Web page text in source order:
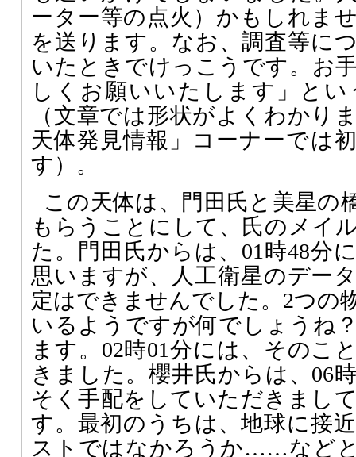
ーター等の点火）かもしれま
を送ります。なお、調査等に
いたときでけっこうです。お
しくお願いいたします」と
（文章では形状がよくわかり
天体発見情報」コーナーでは
す）。
この天体は、門田氏と美星の
もらうことにして、氏のメイ
た。門田氏からは、01時48分
思いますが、人工衛星のデー
定はできませんでした。2つの
いるようですが何でしょうね
ます。02時01分には、そのこ
きました。櫻井氏からは、06
そく手配をしていただきまし
す。最初のうちは、地球に接
ストではなかろうか……など